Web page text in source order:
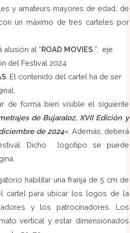
y amateurs mayores de edad, de
un máximo de tres carteles por
alusión al “ROAD MOVIES ”, eje
del Festival 2024
. El contenido del cartel ha de ser
de forma bien visible el siguiente
de Bujaraloz, XVII Edición y
de 2024«. Además, deberá
Dicho logotipo se puede
habilitar una franja de 5 cm de
cartel para ubicar los logos de la
y los patrocinadores. Los
vertical y estar dimensionados